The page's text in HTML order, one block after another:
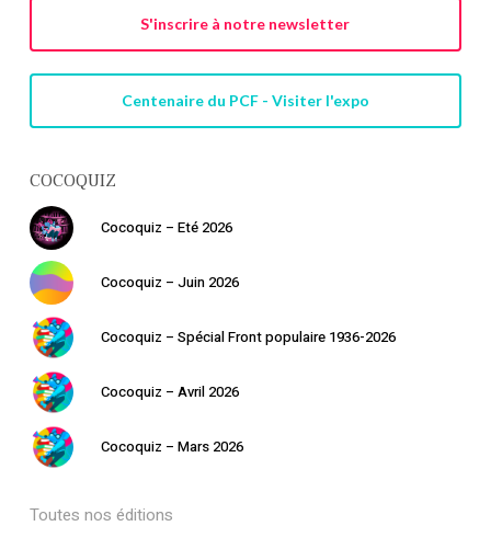
S'inscrire à notre newsletter
Centenaire du PCF - Visiter l'expo
COCOQUIZ
Cocoquiz – Eté 2026
Cocoquiz – Juin 2026
Cocoquiz – Spécial Front populaire 1936-2026
Cocoquiz – Avril 2026
Cocoquiz – Mars 2026
Toutes nos éditions